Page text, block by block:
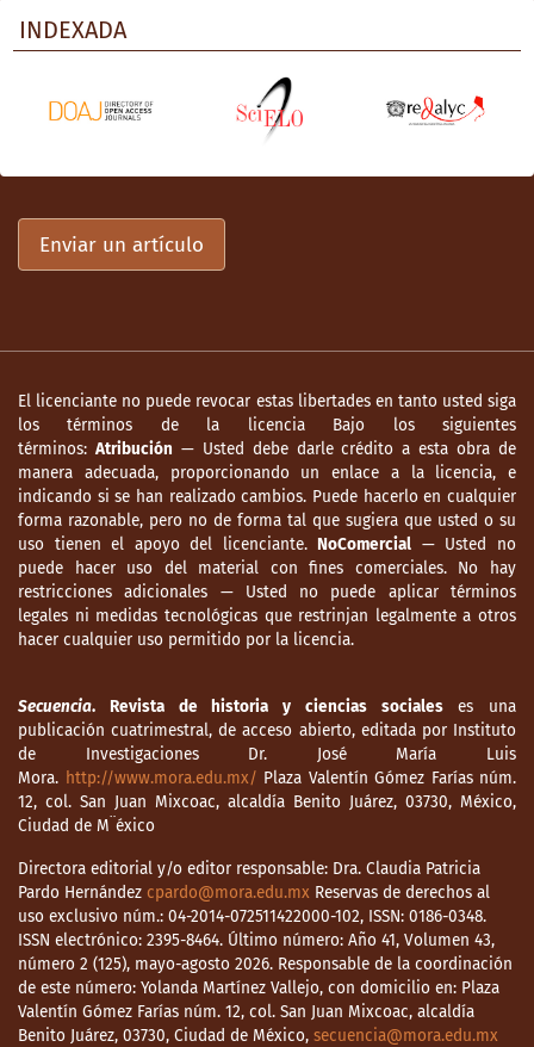
INDEXADA
Enviar un artículo
El licenciante no puede revocar estas libertades en tanto usted siga
los términos de la licencia Bajo los siguientes
términos: Atribución — Usted debe darle crédito a esta obra de
manera adecuada, proporcionando un enlace a la licencia, e
indicando si se han realizado cambios. Puede hacerlo en cualquier
forma razonable, pero no de forma tal que sugiera que usted o su
uso tienen el apoyo del licenciante.NoComercial — Usted no
puede hacer uso del material con fines comerciales. No hay
restricciones adicionales — Usted no puede aplicar términos
legales ni medidas tecnológicas que restrinjan legalmente a otros
hacer cualquier uso permitido por la licencia.
Secuencia. Revista de historia y ciencias socialeses una
publicación cuatrimestral, de acceso abierto, editada por Instituto
de Investigaciones Dr. José María Luis
Mora. http://www.mora.edu.mx/ Plaza Valentín Gómez Farías núm.
12, col. San Juan Mixcoac, alcaldía Benito Juárez, 03730, México,
Ciudad de M¨éxico
Directora editorial y/o editor responsable: Dra. Claudia Patricia
Pardo Hernández cpardo@mora.edu.mx Reservas de derechos al
uso exclusivo núm.: 04-2014-072511422000-102, ISSN: 0186-0348.
ISSN electrónico: 2395-8464. Último número: Año 41, Volumen 43,
número 2 (125), mayo-agosto 2026. Responsable de la coordinación
de este número: Yolanda Martínez Vallejo, con domicilio en: Plaza
Valentín Gómez Farías núm. 12, col. San Juan Mixcoac, alcaldía
Benito Juárez, 03730, Ciudad de México, secuencia@mora.edu.mx